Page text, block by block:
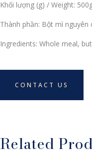
Khối lượng (g) / Weight:
Thành phần: Bột mì
Ingredients: Whole meal,
CONTACT US
Related